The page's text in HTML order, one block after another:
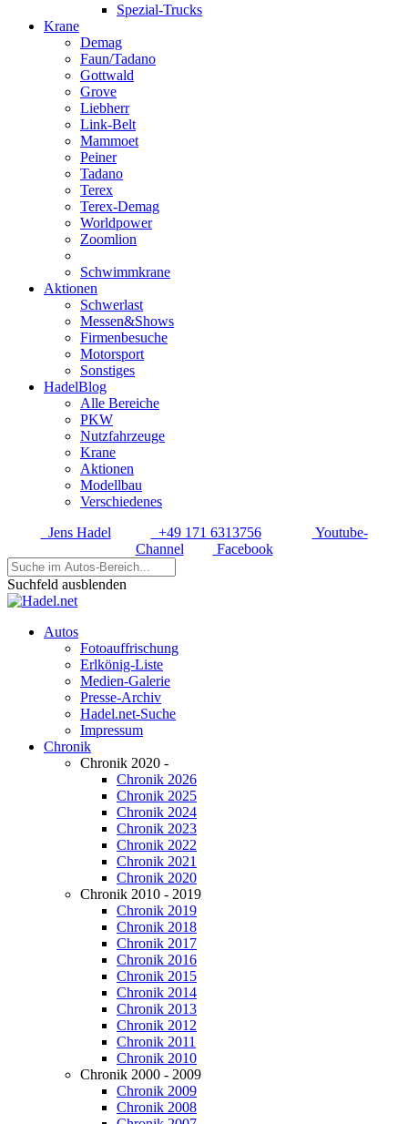
Spezial-Trucks
Krane
Demag
Faun/Tadano
Gottwald
Grove
Liebherr
Link-Belt
Mammoet
Peiner
Tadano
Terex
Terex-Demag
Worldpower
Zoomlion
Schwimmkrane
Aktionen
Schwerlast
Messen&Shows
Firmenbesuche
Motorsport
Sonstiges
HadelBlog
Alle Bereiche
PKW
Nutzfahrzeuge
Krane
Aktionen
Modellbau
Verschiedenes
Jens Hadel
+49 171 6313756
Youtube-
Channel
Facebook
Suchfeld ausblenden
Autos
Fotoauffrischung
Erlkönig-Liste
Medien-Galerie
Presse-Archiv
Hadel.net-Suche
Impressum
Chronik
Chronik 2020 -
Chronik 2026
Chronik 2025
Chronik 2024
Chronik 2023
Chronik 2022
Chronik 2021
Chronik 2020
Chronik 2010 - 2019
Chronik 2019
Chronik 2018
Chronik 2017
Chronik 2016
Chronik 2015
Chronik 2014
Chronik 2013
Chronik 2012
Chronik 2011
Chronik 2010
Chronik 2000 - 2009
Chronik 2009
Chronik 2008